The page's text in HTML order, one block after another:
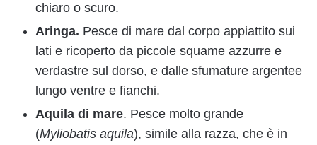
chiaro o scuro.
Aringa. Pesce di mare dal corpo appiattito sui
lati e ricoperto da piccole squame azzurre e
verdastre sul dorso, e dalle sfumature argentee
lungo ventre e fianchi.
Aquila di mare. Pesce molto grande
(Myliobatis aquila), simile alla razza, che è in